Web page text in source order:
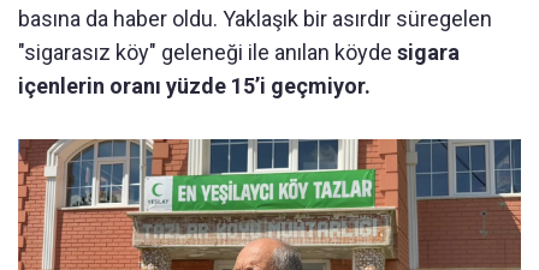
basına da haber oldu. Yaklaşık bir asırdır süregelen
"sigarasız köy" geleneği ile anılan köyde sigara
içenlerin oranı yüzde 15’i geçmiyor.